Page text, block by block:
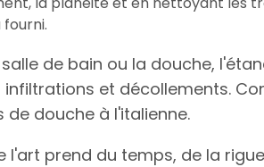
de bain ou la douche,
et décollements.
douche à l'italienne.
l'art prend du temps, de la